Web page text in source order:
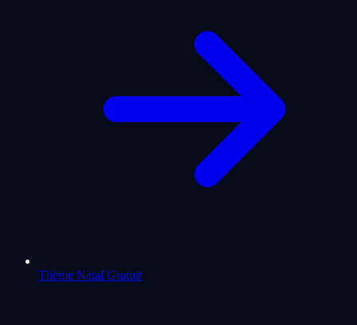
Thème Natal Gratuit